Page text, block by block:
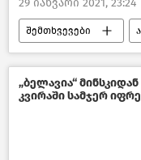
29 იანვარი 2021, 23:24
შემთხვევები
შემთხვევები
საქართველო
„ბელავია“
კვირაში სამჯერ